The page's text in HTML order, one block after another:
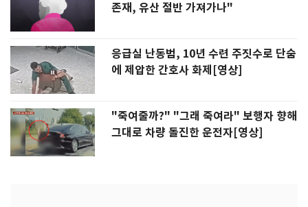
존재, 유산 절반 가져가나"
응급실 난동범, 10년 수련 주짓수로 단숨
에 제압한 간호사 화제[영상]
"죽여줄까?" "그래 죽여라" 보행자 향해
그대로 차량 돌진한 운전자[영상]